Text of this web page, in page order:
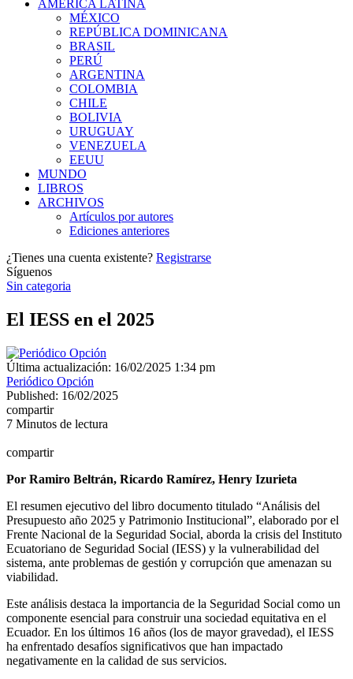
AMÉRICA LATINA
MÉXICO
REPÚBLICA DOMINICANA
BRASIL
PERÚ
ARGENTINA
COLOMBIA
CHILE
BOLIVIA
URUGUAY
VENEZUELA
EEUU
MUNDO
LIBROS
ARCHIVOS
Artículos por autores
Ediciones anteriores
¿Tienes una cuenta existente? Registrarse
Síguenos
Sin categoria
El IESS en el 2025
Última actualización: 16/02/2025 1:34 pm
Periódico Opción
Published: 16/02/2025
compartir
7 Minutos de lectura
compartir
Por Ramiro Beltrán, Ricardo Ramírez, Henry Izurieta
El resumen ejecutivo del libro documento titulado “Análisis del
Presupuesto año 2025 y Patrimonio Institucional”, elaborado por el
Frente Nacional de la Seguridad Social, aborda la crisis del Instituto
Ecuatoriano de Seguridad Social (IESS) y la vulnerabilidad del
sistema, ante problemas de gestión y corrupción que amenazan su
viabilidad.
Este análisis destaca la importancia de la Seguridad Social como un
componente esencial para construir una sociedad equitativa en el
Ecuador. En los últimos 16 años (los de mayor gravedad), el IESS
ha enfrentado desafíos significativos que han impactado
negativamente en la calidad de sus servicios.